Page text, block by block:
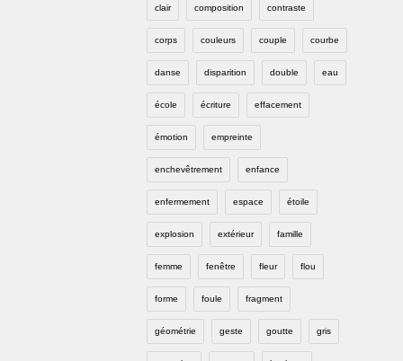
clair composition contraste
corps couleurs couple courbe
danse disparition double eau
école écriture effacement
émotion empreinte
enchevêtrement enfance
enfermement espace étoile
explosion extérieur famille
femme fenêtre fleur flou
forme foule fragment
géométrie geste goutte gris